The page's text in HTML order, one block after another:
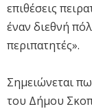
επιθέσεις
έναν διεθνή
περιπατητές».
Σημειώνεται
του Δήμου